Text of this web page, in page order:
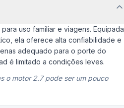
uso familiar e viagens. Equipada
ela oferece alta confiabilidade e
adequado para o porte do
é limitado a condições leves.
o motor 2.7 pode ser um pouco